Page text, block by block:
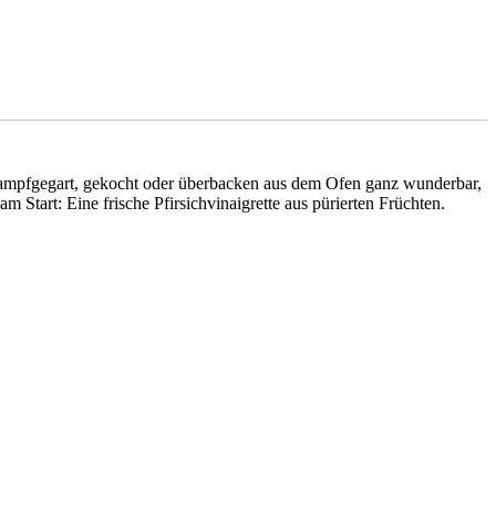
gekocht oder überbacken aus dem Ofen ganz wunderbar,
Start: Eine frische Pfirsichvinaigrette aus pürierten Früchten.